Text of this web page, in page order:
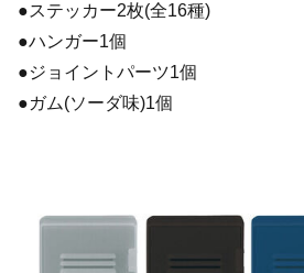
●ステッカー2枚(全16種)
●ハンガー1個
●ジョイントパーツ1個
●ガム(ソーダ味)1個